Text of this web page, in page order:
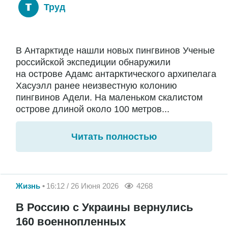
Труд
В Антарктиде нашли новых пингвинов Ученые
российской экспедиции обнаружили
на острове Адамс антарктического архипелага
Хасуэлл ранее неизвестную колонию
пингвинов Адели. На маленьком скалистом
острове длиной около 100 метров...
Читать полностью
Жизнь 16:12 / 26 Июня 2026 4268
В Россию с Украины вернулись
160 военнопленных